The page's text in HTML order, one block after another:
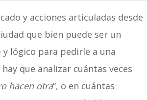
y acciones articuladas desde
que bien puede ser un
lógico para pedirle a una
que analizar cuántas veces
hacen otra“, o en cuántas